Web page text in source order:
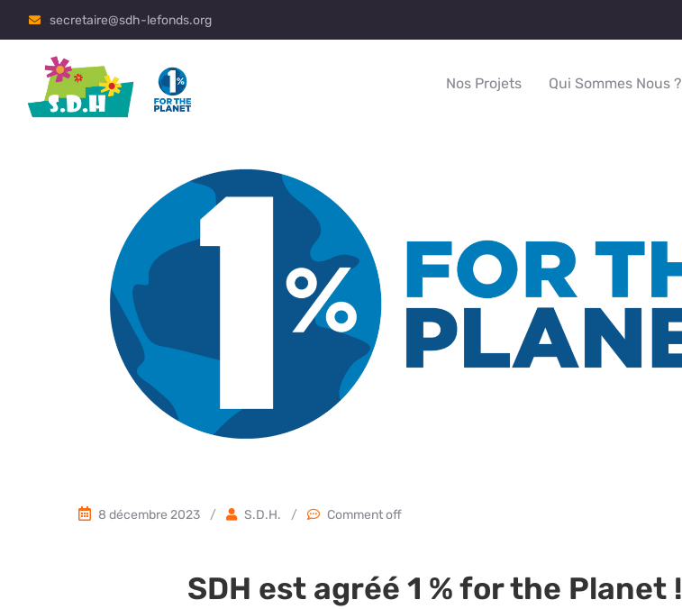
secretaire@sdh-lefonds.org
Nos Projets Qui Sommes Nous ?
8 décembre 2023 / S.D.H. / Comment off
SDH est agréé 1 % for the Planet !